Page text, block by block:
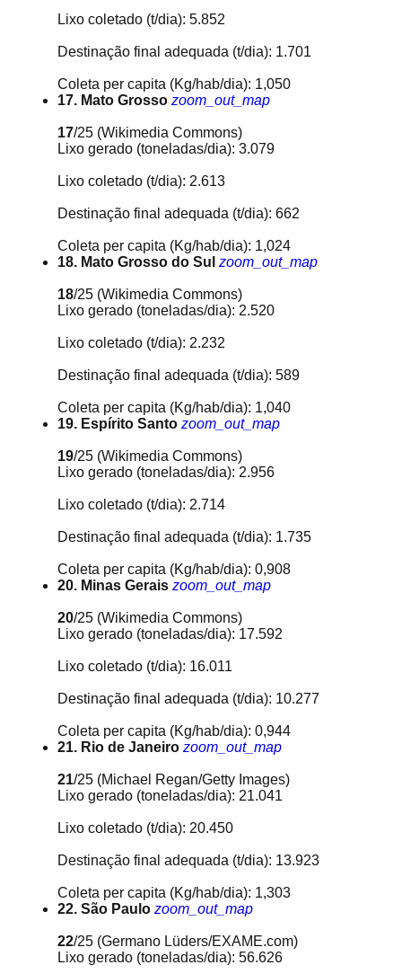
Lixo coletado (t/dia): 5.852
Destinação final adequada (t/dia): 1.701
Coleta per capita (Kg/hab/dia): 1,050
17. Mato Grosso zoom_out_map
17/25 (Wikimedia Commons)
Lixo gerado (toneladas/dia): 3.079
Lixo coletado (t/dia): 2.613
Destinação final adequada (t/dia): 662
Coleta per capita (Kg/hab/dia): 1,024
18. Mato Grosso do Sul zoom_out_map
18/25 (Wikimedia Commons)
Lixo gerado (toneladas/dia): 2.520
Lixo coletado (t/dia): 2.232
Destinação final adequada (t/dia): 589
Coleta per capita (Kg/hab/dia): 1,040
19. Espírito Santo zoom_out_map
19/25 (Wikimedia Commons)
Lixo gerado (toneladas/dia): 2.956
Lixo coletado (t/dia): 2.714
Destinação final adequada (t/dia): 1.735
Coleta per capita (Kg/hab/dia): 0,908
20. Minas Gerais zoom_out_map
20/25 (Wikimedia Commons)
Lixo gerado (toneladas/dia): 17.592
Lixo coletado (t/dia): 16.011
Destinação final adequada (t/dia): 10.277
Coleta per capita (Kg/hab/dia): 0,944
21. Rio de Janeiro zoom_out_map
21/25 (Michael Regan/Getty Images)
Lixo gerado (toneladas/dia): 21.041
Lixo coletado (t/dia): 20.450
Destinação final adequada (t/dia): 13.923
Coleta per capita (Kg/hab/dia): 1,303
22. São Paulo zoom_out_map
22/25 (Germano Lüders/EXAME.com)
Lixo gerado (toneladas/dia): 56.626